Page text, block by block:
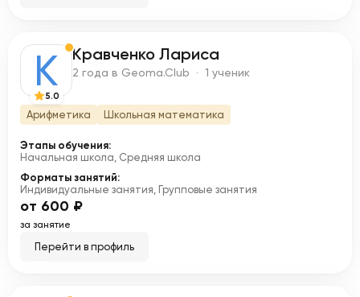
К
5.0
Кравченко Лариса
2 года в Geoma.Club · 1 ученик
Арифметика Школьная математика
Этапы обучения:
Начальная школа, Средняя школа
Форматы занятий:
Индивидуальные занятия, Групповые занятия
от 600 ₽
за занятие
Перейти в профиль